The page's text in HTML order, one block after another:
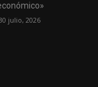
julio, 2026